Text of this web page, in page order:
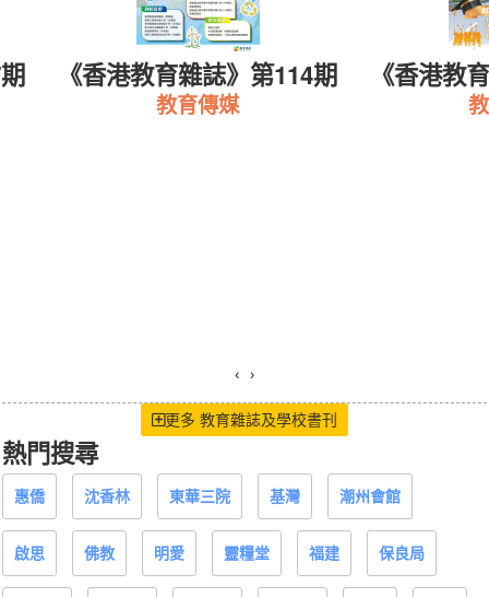
《香港教育雜誌》第114期
教育傳媒
《香港教
‹ ›
更多 教育雜誌及學校書刊
熱門搜尋
惠僑 沈香林 東華三院 基灣 潮州會館
啟思 佛教 明愛 靈糧堂 福建 保良局